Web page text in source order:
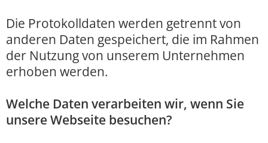
Die Protokolldaten werden getrennt von
anderen Daten gespeichert, die im Rahmen
der Nutzung von unserem Unternehmen
erhoben werden.
Welche Daten verarbeiten wir, wenn Sie
unsere Webseite besuchen?